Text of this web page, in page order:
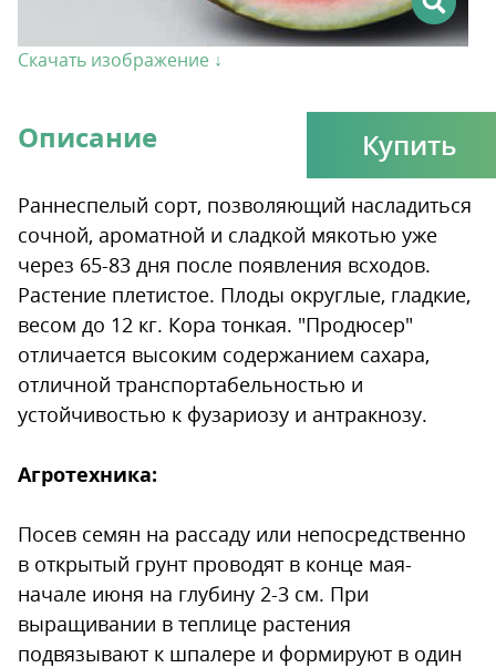
Скачать изображение ↓
Купить
Описание
Раннеспелый сорт, позволяющий насладиться
сочной, ароматной и сладкой мякотью уже
через 65-83 дня после появления всходов.
Растение плетистое. Плоды округлые, гладкие,
весом до 12 кг. Кора тонкая. "Продюсер"
отличается высоким содержанием сахара,
отличной транспортабельностью и
устойчивостью к фузариозу и антракнозу.
Агротехника:
Посев семян на рассаду или непосредственно
в открытый грунт проводят в конце мая-
начале июня на глубину 2-3 см. При
выращивании в теплице растения
подвязывают к шпалере и формируют в один